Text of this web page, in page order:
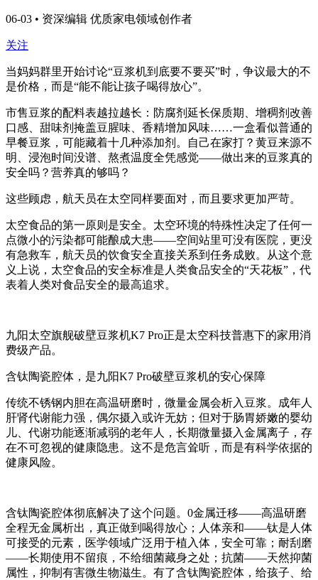
06-03 • 资深编辑 优质家电领域创作者
关注
当妈妈群里开始讨论“豆浆机到底要不要买”时，争议最大的不
是价格，而是“能不能让孩子喝得放心”。
市售豆浆的配料表越拉越长：防腐剂延长保质期、增稠剂改善
口感、甜味剂掩盖豆腥味、香精增加风味……一盒看似普通的
早餐豆浆，可能藏着十几种添加剂。自己在家打？黄豆来源不
明、浸泡时间没谱、熬煮温度全凭感觉——做出来的豆浆真的
安全吗？营养真的够吗？
这些顾虑，航天员在太空同样要面对，而且要求更加严苛。
太空食品的第一原则是安全。太空环境的特殊性决定了任何一
点微小的污染都可能酿成大患——空间站里可没有医院，更没
有急救车，航天员的饮食安全直接关系到任务成败。从这个意
义上说，太空食品的安全标准是人类食品安全的“天花板”，代
表着人类对食品安全的最高追求。
九阳太空旗舰破壁豆浆机K7 Pro正是太空科技普惠下的家用消
费级产品。
含钛陶瓷腔体，是九阳K7 Pro破壁豆浆机的安心保障
传统不锈钢内胆在高温研磨时，微量金属会析入豆浆。成年人
肝肾代谢能力强，偶尔摄入或许无妨；但对于肠胃娇嫩的婴幼
儿、代谢功能逐渐减弱的老年人，长期微量摄入金属离子，存
在不可忽视的健康隐患。这不是危言耸听，而是有科学依据的
健康风险。
含钛陶瓷腔体彻底解决了这个问题。0金属迁移——高温研磨
全程无金属析出，真正做到喝得放心；人体亲和——钛是人体
可接受的元素，医学领域广泛用于植入体，安全可靠；耐刮磨
——长期使用不留痕，不给细菌藏身之处；抗菌——天然抑菌
属性，抑制有害微生物滋生。有了含钛陶瓷腔体，给孩子、给